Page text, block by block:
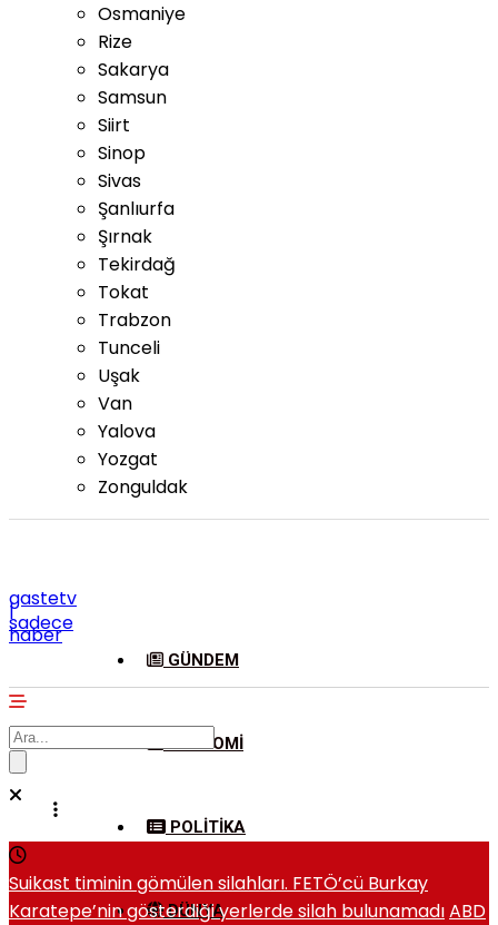
Osmaniye
Rize
Sakarya
Samsun
Siirt
Sinop
Sivas
Şanlıurfa
Şırnak
Tekirdağ
Tokat
Trabzon
Tunceli
Uşak
Van
Yalova
Yozgat
Zonguldak
gastetv
|
sadece
haber
GÜNDEM
EKONOMI
POLITIKA
DÜNYA
Suikast timinin gömülen silahları. FETÖ’cü Burkay
Karatepe’nin gösterdiği yerlerde silah bulunamadıABD